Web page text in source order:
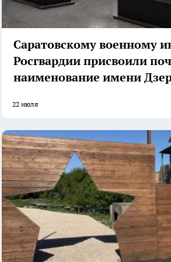
Саратовскому военному
Росгвардии присвоили
наименование имени
22 июля